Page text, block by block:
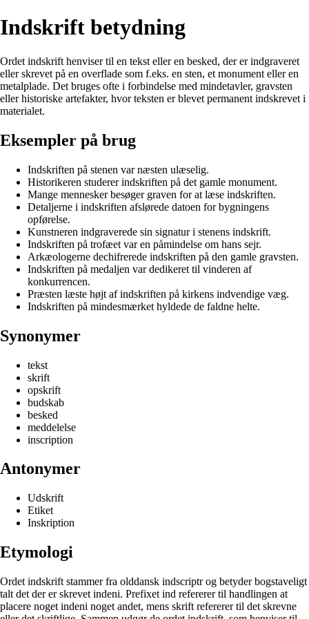
Indskrift betydning
Ordet indskrift henviser til en tekst eller en besked, der er indgraveret
eller skrevet på en overflade som f.eks. en sten, et monument eller en
metalplade. Det bruges ofte i forbindelse med mindetavler, gravsten
eller historiske artefakter, hvor teksten er blevet permanent indskrevet i
materialet.
Eksempler på brug
Indskriften på stenen var næsten ulæselig.
Historikeren studerer indskriften på det gamle monument.
Mange mennesker besøger graven for at læse indskriften.
Detaljerne i indskriften afslørede datoen for bygningens
opførelse.
Kunstneren indgraverede sin signatur i stenens indskrift.
Indskriften på trofæet var en påmindelse om hans sejr.
Arkæologerne dechifrerede indskriften på den gamle gravsten.
Indskriften på medaljen var dedikeret til vinderen af
konkurrencen.
Præsten læste højt af indskriften på kirkens indvendige væg.
Indskriften på mindesmærket hyldede de faldne helte.
Synonymer
tekst
skrift
opskrift
budskab
besked
meddelelse
inscription
Antonymer
Udskrift
Etiket
Inskription
Etymologi
Ordet indskrift stammer fra olddansk indscriptr og betyder bogstaveligt
talt det der er skrevet indeni. Prefixet ind refererer til handlingen at
placere noget indeni noget andet, mens skrift refererer til det skrevne